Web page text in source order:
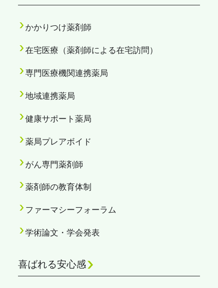
かかりつけ薬剤師
在宅医療（薬剤師による在宅訪問）
専門医療機関連携薬局
地域連携薬局
健康サポート薬局
薬局プレアボイド
がん専門薬剤師
薬剤師の教育体制
ファーマシーフォーラム
学術論文・学会発表
喜ばれる安心感